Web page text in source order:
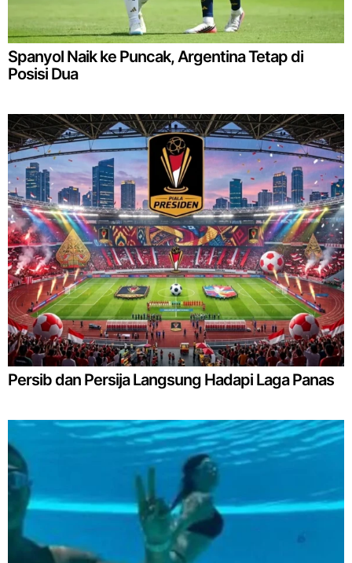
Spanyol Naik ke Puncak, Argentina Tetap di
Posisi Dua
Persib dan Persija Langsung Hadapi Laga Panas